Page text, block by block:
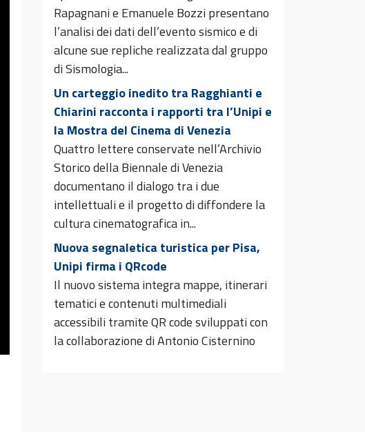
Rapagnani e Emanuele Bozzi presentano
l’analisi dei dati dell’evento sismico e di
alcune sue repliche realizzata dal gruppo
di Sismologia...
Un carteggio inedito tra Ragghianti e
Chiarini racconta i rapporti tra l’Unipi e
la Mostra del Cinema di Venezia
Quattro lettere conservate nell’Archivio
Storico della Biennale di Venezia
documentano il dialogo tra i due
intellettuali e il progetto di diffondere la
cultura cinematografica in...
Nuova segnaletica turistica per Pisa,
Unipi firma i QRcode
Il nuovo sistema integra mappe, itinerari
tematici e contenuti multimediali
accessibili tramite QR code sviluppati con
la collaborazione di Antonio Cisternino